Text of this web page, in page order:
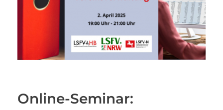
Online-Seminar: